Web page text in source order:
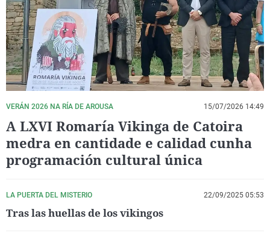
La rosa de los vientos
Gente viajera
Como el perro y el
Caso
Retornados
Equipo de
Operación Viuda
Extremadura
Galicia
La Rioja
Navarra
País Vasco
Virales
Televisión
Elecciones
VERÁN 2026 NA RÍA DE AROUSA 15/07/2026 14:49
A LXVI Romaría Vikinga de Catoira
medra en cantidade e calidad cunha
programación cultural única
LA PUERTA DEL MISTERIO 22/09/2025 05:53
Tras las huellas de los vikingos